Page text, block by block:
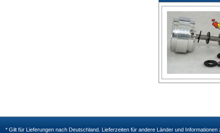
* Gilt für Lieferungen nach Deutschland. Lieferzeiten für andere Länder und